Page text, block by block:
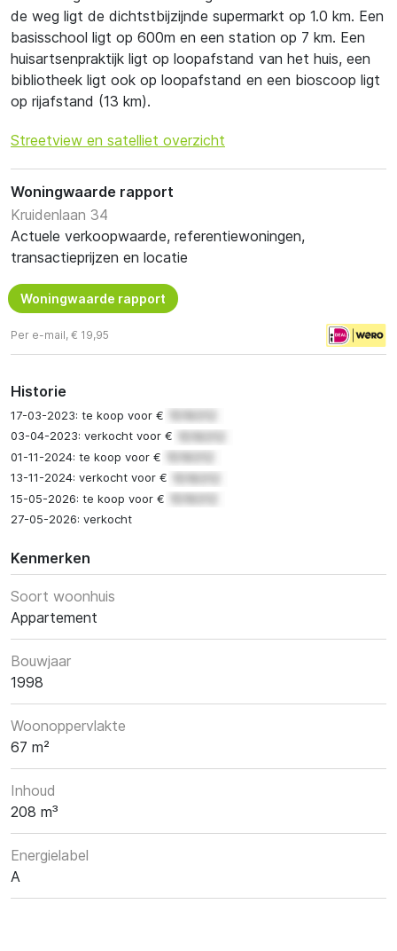
de weg ligt de dichtstbijzijnde supermarkt op 1.0 km. Een
basisschool ligt op 600m en een station op 7 km. Een
huisartsenpraktijk ligt op loopafstand van het huis, een
bibliotheek ligt ook op loopafstand en een bioscoop ligt
op rijafstand (13 km).
Streetview en satelliet overzicht
Woningwaarde rapport
Kruidenlaan 34
Actuele verkoopwaarde, referentiewoningen,
transactieprijzen en locatie
Woningwaarde rapport
Per e-mail, € 19,95
Historie
17-03-2023: te koop voor €
03-04-2023: verkocht voor €
01-11-2024: te koop voor €
13-11-2024: verkocht voor €
15-05-2026: te koop voor €
27-05-2026: verkocht
Kenmerken
Soort woonhuis
Appartement
Bouwjaar
1998
Woonoppervlakte
67 m²
Inhoud
208 m³
Energielabel
A